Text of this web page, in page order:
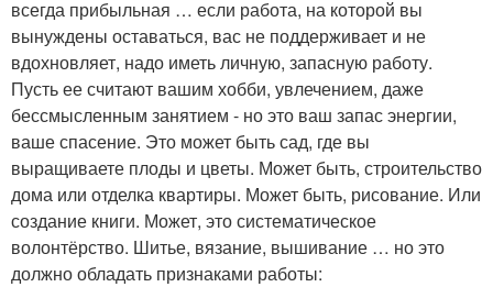
всегда прибыльная … если работа, на которой вы
вынуждены оставаться, вас не поддерживает и не
вдохновляет, надо иметь личную, запасную работу.
Пусть ее считают вашим хобби, увлечением, даже
бессмысленным занятием - но это ваш запас энергии,
ваше спасение. Это может быть сад, где вы
выращиваете плоды и цветы. Может быть, строительство
дома или отделка квартиры. Может быть, рисование. Или
создание книги. Может, это систематическое
волонтёрство. Шитье, вязание, вышивание … но это
должно обладать признаками работы: